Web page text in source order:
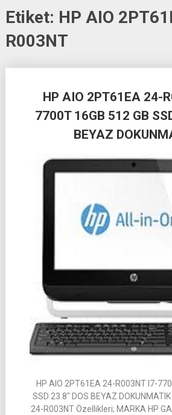
Etiket: HP AIO
R003NT
HP AIO 2PT61EA 24-
7700T 16GB 512 GB
BEYAZ
HP AIO 2PT61EA 24-R003NT I7-
SSD 23.8″ DOS BEYAZ
24-R003NT Özellikleri; MARKA HP
navigation